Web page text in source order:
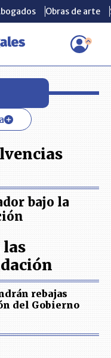
Obras de arte
Obras de arte
bajo la
las
rebajas
del Gobierno